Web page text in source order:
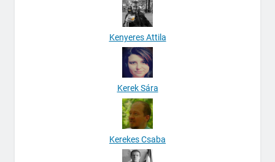
Kenyeres Attila
Kerek Sára
Kerekes Csaba